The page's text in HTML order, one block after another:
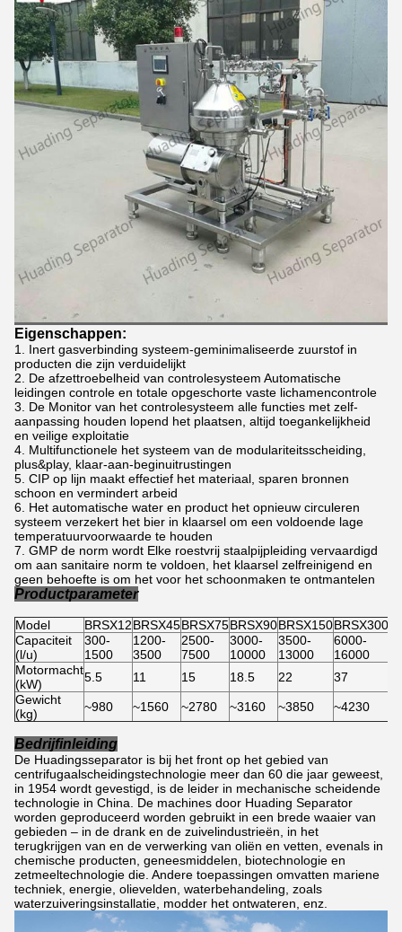
Eigenschappen:
Inert gasverbinding systeem-geminimaliseerde zuurstof in
producten die zijn verduidelijkt
De afzettroebelheid van controlesysteem Automatische
leidingen controle en totale opgeschorte vaste lichamencontrole
De Monitor van het controlesysteem alle functies met zelf-
aanpassing houden lopend het plaatsen, altijd toegankelijkheid
en veilige exploitatie
Multifunctionele het systeem van de modulariteitsscheiding,
plus&play, klaar-aan-beginuitrustingen
CIP op lijn maakt effectief het materiaal, sparen bronnen
schoon en vermindert arbeid
Het automatische water en product het opnieuw circuleren
systeem verzekert het bier in klaarsel om een voldoende lage
temperatuurvoorwaarde te houden
GMP de norm wordt Elke roestvrij staalpijpleiding vervaardigd
om aan sanitaire norm te voldoen, het klaarsel zelfreinigend en
geen behoefte is om het voor het schoonmaken te ontmantelen
Productparameter
Model BRSX12BRSX45BRSX75BRSX90BRSX150BRSX300
Capaciteit
(l/u)
300-
1500
1200-
3500
2500-
7500
3000-
10000
3500-
13000
6000-
16000
Motormacht
(kW)
5.5 11 15 18.5 22
37
Gewicht
(kg)
~980 ~1560 ~2780 ~3160 ~3850 ~4230
Bedrijfinleiding
De Huadingsseparator is bij het front op het gebied van
centrifugaalscheidingstechnologie meer dan 60 die jaar geweest,
in 1954 wordt gevestigd, is de leider in mechanische scheidende
technologie in China. De machines door Huading Separator
worden geproduceerd worden gebruikt in een brede waaier van
gebieden – in de drank en de zuivelindustrieën, in het
terugkrijgen van en de verwerking van oliën en vetten, evenals in
chemische producten, geneesmiddelen, biotechnologie en
zetmeeltechnologie die. Andere toepassingen omvatten mariene
techniek, energie, olievelden, waterbehandeling, zoals
waterzuiveringsinstallatie, modder het ontwateren, enz.